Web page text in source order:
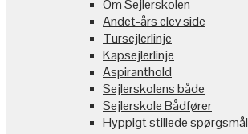
Om Sejlerskolen
Andet-års elev side
Tursejlerlinje
Kapsejlerlinje
Aspiranthold
Sejlerskolens både
Sejlerskole Bådfører
Hyppigt stillede spørgsmål